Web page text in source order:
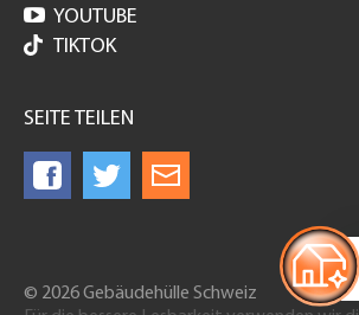
 YOUTUBE
TIKTOK
SEITE TEILEN
© 2026 Gebäudehülle Schweiz